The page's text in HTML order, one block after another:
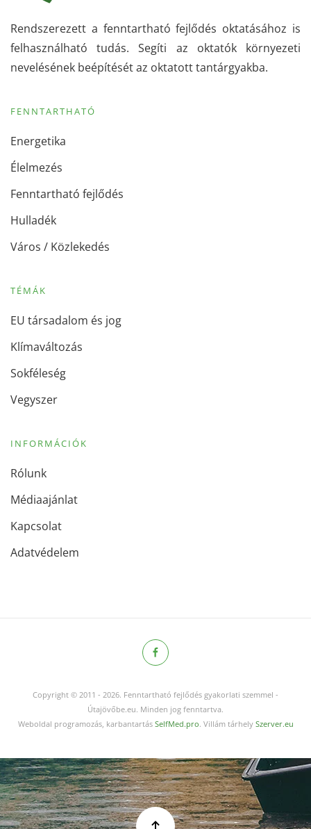
Rendszerezett a fenntartható fejlődés oktatásához is
felhasználható tudás. Segíti az oktatók környezeti
nevelésének beépítését az oktatott tantárgyakba.
FENNTARTHATÓ
Energetika
Élelmezés
Fenntartható fejlődés
Hulladék
Város / Közlekedés
TÉMÁK
EU társadalom és jog
Klímaváltozás
Sokféleség
Vegyszer
INFORMÁCIÓK
Rólunk
Médiaajánlat
Kapcsolat
Adatvédelem
Copyright © 2011 - 2026. Fenntartható fejlődés gyakorlati szemmel -
Útajövőbe.eu. Minden jog fenntartva.
Weboldal programozás, karbantartás SelfMed.pro. Villám tárhely Szerver.eu